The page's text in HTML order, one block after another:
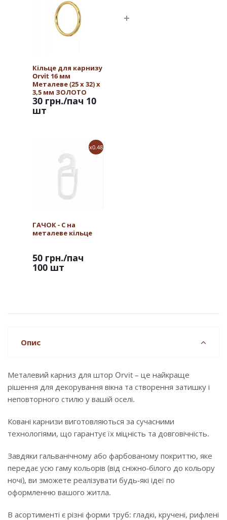
Кільце для карнизу
Orvit 16 мм
Металеве (25 х 32) х
3,5 мм ЗОЛОТО
30 грн./пач 10
шт
x0.48
ГАЧОК - С на
металеве кільце
50 грн./пач
100 шт
Опис
Металевий карниз для штор Orvit – це найкраще
рішення для декорування вікна та створення затишку і
неповторного стилю у вашій оселі.
Ковані карнизи виготовляються за сучасними
технологіями, що гарантує їх міцність та довговічність.
Завдяки гальванічному або фарбованому покриттю, яке
передає усю гаму кольорів (від сніжно-білого до кольору
ночі), ви зможете реалізувати будь-які ідеї по
оформленню вашого житла.
В асортименті є різні форми труб: гладкі, кручені, рифлені